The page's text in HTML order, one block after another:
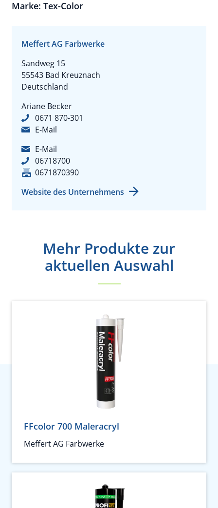
Marke: Tex-Color
Meffert AG Farbwerke
Sandweg 15
55543 Bad Kreuznach
Deutschland
Ariane Becker
0671 870-301
E-Mail
E-Mail
06718700
0671870390
Website des Unternehmens
Mehr Produkte zur
aktuellen Auswahl
FFcolor 700 Maleracryl
Meffert AG Farbwerke